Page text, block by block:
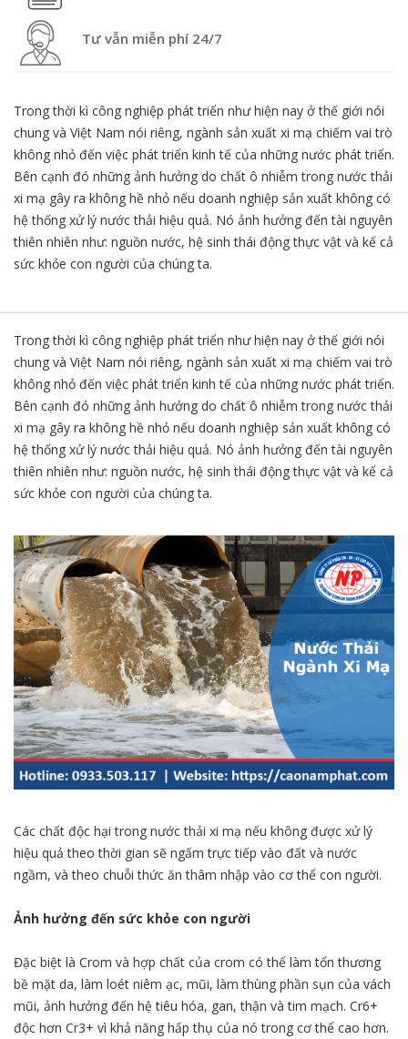
Tư vẫn miễn phí 24/7
Trong thời kì công nghiệp phát triển như hiện nay ở thế giới nói
chung và Việt Nam nói riêng, ngành sản xuất xi mạ chiếm vai trò
không nhỏ đến việc phát triển kinh tế của những nước phát triển.
Bên cạnh đó những ảnh hưởng do chất ô nhiễm trong nước thải
xi mạ gây ra không hề nhỏ nếu doanh nghiệp sản xuất không có
hệ thống xử lý nước thải hiệu quả. Nó ảnh hưởng đến tài nguyên
thiên nhiên như: nguồn nước, hệ sinh thái động thực vật và kể cả
sức khỏe con người của chúng ta.
Trong thời kì công nghiệp phát triển như hiện nay ở thế giới nói
chung và Việt Nam nói riêng, ngành sản xuất xi mạ chiếm vai trò
không nhỏ đến việc phát triển kinh tế của những nước phát triển.
Bên cạnh đó những ảnh hưởng do chất ô nhiễm trong nước thải
xi mạ gây ra không hề nhỏ nếu doanh nghiệp sản xuất không có
hệ thống xử lý nước thải hiệu quả. Nó ảnh hưởng đến tài nguyên
thiên nhiên như: nguồn nước, hệ sinh thái động thực vật và kể cả
sức khỏe con người của chúng ta.
Các chất độc hại trong nước thải xi mạ nếu không được xử lý
hiệu quả theo thời gian sẽ ngấm trực tiếp vào đất và nước
ngầm, và theo chuỗi thức ăn thâm nhập vào cơ thể con người.
Ảnh hưởng đến sức khỏe con người
Đặc biệt là Crom và hợp chất của crom có thể làm tổn thương
bề mặt da, làm loét niêm ạc, mũi, làm thùng phần sụn của vách
mũi, ảnh hưởng đến hệ tiêu hóa, gan, thận và tim mạch. Cr6+
độc hơn Cr3+ vì khả năng hấp thụ của nó trong cơ thể cao hơn.